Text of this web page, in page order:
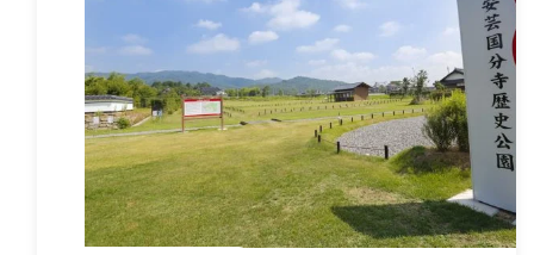
VISIT Higashihiroshima
(English site)
プライバシーポリシー
サイトポリシー
アクセシビリティ